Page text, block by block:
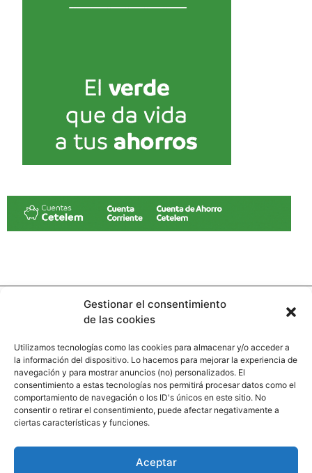
Gestionar el consentimiento
de las cookies
Utilizamos tecnologías como las cookies para almacenar y/o acceder a
la información del dispositivo. Lo hacemos para mejorar la experiencia de
navegación y para mostrar anuncios (no) personalizados. El
consentimiento a estas tecnologías nos permitirá procesar datos como el
comportamiento de navegación o los ID's únicos en este sitio. No
consentir o retirar el consentimiento, puede afectar negativamente a
ciertas características y funciones.
Aceptar
Contacto
Calle Pinar, 5, 28006 Madrid
+34 91 745 58 38